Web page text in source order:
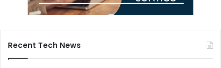
Recent Tech News